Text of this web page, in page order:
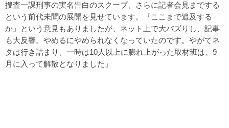
捜査一課刑事の実名告白のスクープ、さらに記者会見までする
という前代未聞の展開を見せています。『ここまで追及する
か』という意見もありましたが、ネット上で大バズりし、記事
も大反響。やめるにやめられなくなっていたのです。やがてネ
タは行き詰まり、一時は10人以上に膨れ上がった取材班は、9
月に入って解散となりました」